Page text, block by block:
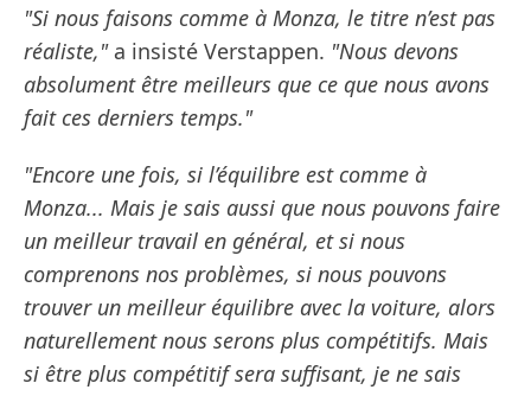
"Si nous faisons comme à Monza, le titre n’est pas
réaliste,"a insisté Verstappen. "Nous devons
absolument être meilleurs que ce que nous avons
fait ces derniers temps."
"Encore une fois, si l’équilibre est comme à
Monza... Mais je sais aussi que nous pouvons faire
un meilleur travail en général, et si nous
comprenons nos problèmes, si nous pouvons
trouver un meilleur équilibre avec la voiture, alors
naturellement nous serons plus compétitifs. Mais
si être plus compétitif sera suffisant, je ne sais